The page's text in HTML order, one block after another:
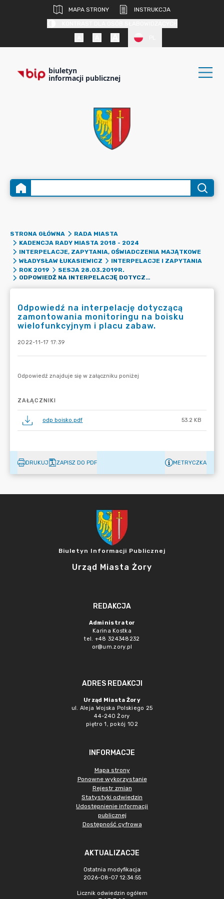
MAPA STRONY
INSTRUKCJA
biuletyn
informacji publicznej
STRONA GŁÓWNA
RADA MIASTA
KADENCJA RADY MIASTA 2018 - 2024
INTERPELACJE, ZAPYTANIA, OŚWIADCZENIA MAJĄTKOWE
WŁADYSŁAW ŁUKASIEWICZ
INTERPELACJE I ZAPYTANIA
ROK 2019
SESJA 28.03.2019R.
ODPOWIEDŹ NA INTERPELACJĘ DOTYCZĄCĄ ZAMONTOWANIA MONITORINGU NA BOISKU WIELOFUNKCYJNYM I PLACU ZABAW.
Odpowiedź na interpelację dotyczącą
zamontowania monitoringu na boisku
wielofunkcyjnym i placu zabaw.
2022-11-17 17:39
ZAŁĄCZNIKI
odp boisko.pdf 53.2 KB
DRUKUJ ZAPISZ DO PDF METRYCZKA
Biuletyn Informacji Publicznej
Urząd Miasta Żory
REDAKCJA
Administrator
Karina Kostka
tel. +48 324348232
or@um.zory.pl
ADRES REDAKCJI
Urząd Miasta Żory
ul. Aleja Wojska Polskiego 25
44-240 Żory
piętro 1, pokój 102
INFORMACJE
Mapa strony
Ponowne wykorzystanie
Rejestr zmian
Statystyki odwiedzin
Udostępnienie informacji
publicznej
Dostępność cyfrowa
AKTUALIZACJE
Ostatnia modyfikacja
2026-08-07 12:34:55
Licznik odwiedzin ogółem